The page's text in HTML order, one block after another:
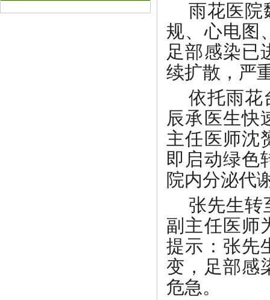
雨花医院
规、心电图
足部感染已
续扩散，严
依托雨花
辰承医生快
主任医师沈
即启动绿色
院内分泌代
张先生转
副主任医师
提示：张先
变，足部感
危急。